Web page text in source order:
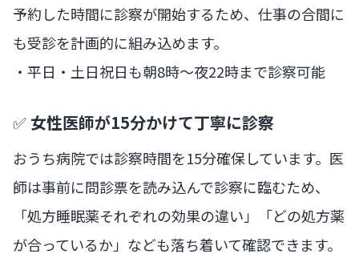
予約した時間に診察が開始するため、仕事の合間に
も受診を計画的に組み込めます。
・平日・土日祝日も朝8時〜夜22時まで診察可能
✅ 女性医師が15分かけて丁寧に診察
おうち病院では診察時間を15分確保しています。医
師は事前に問診票を読み込んで診察に臨むため、
「処方睡眠薬それぞれの効果の違い」「どの処方薬
が合っているか」なども落ち着いて確認できます。